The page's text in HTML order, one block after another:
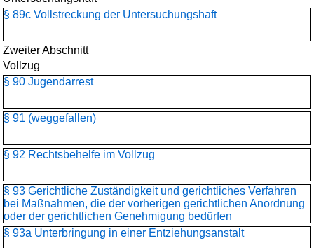
§ 89c Vollstreckung der Untersuchungshaft
Zweiter Abschnitt
Vollzug
§ 90 Jugendarrest
§ 91 (weggefallen)
§ 92 Rechtsbehelfe im Vollzug
§ 93 Gerichtliche Zuständigkeit und gerichtliches Verfahren
bei Maßnahmen, die der vorherigen gerichtlichen Anordnung
oder der gerichtlichen Genehmigung bedürfen
§ 93a Unterbringung in einer Entziehungsanstalt